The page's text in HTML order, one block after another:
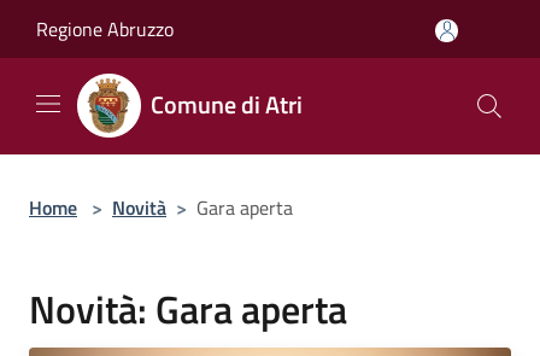
Regione Abruzzo
Comune di Atri
Home > Novità > Gara aperta
Novità: Gara aperta